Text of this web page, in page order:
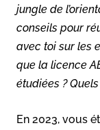
jungle de
conseils pour
avec toi sur les
que la licence
étudiées ?
En 2023, vous